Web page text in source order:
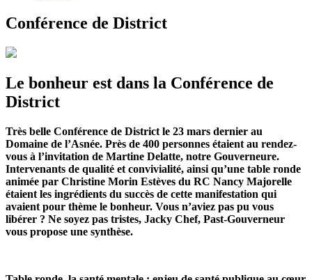
Conférence de District
Le bonheur est dans la Conférence de
District
Très belle Conférence de District le 23 mars dernier au
Domaine de l’Asnée. Près de 400 personnes étaient au rendez-
vous à l’invitation de Martine Delatte, notre Gouverneure.
Intervenants de qualité et convivialité, ainsi qu’une table ronde
animée par Christine Morin Estèves du RC Nancy Majorelle
étaient les ingrédients du succès de cette manifestation qui
avaient pour thème le bonheur. Vous n’aviez pas pu vous
libérer ? Ne soyez pas tristes, Jacky Chef, Past-Gouverneur
vous propose une synthèse.